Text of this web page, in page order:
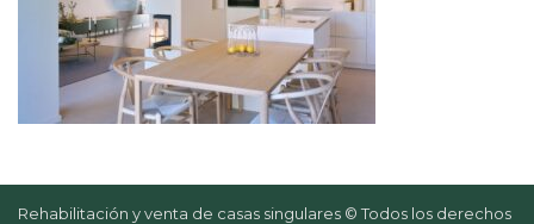
Rehabilitación y venta de casas singulares © Todos los derechos